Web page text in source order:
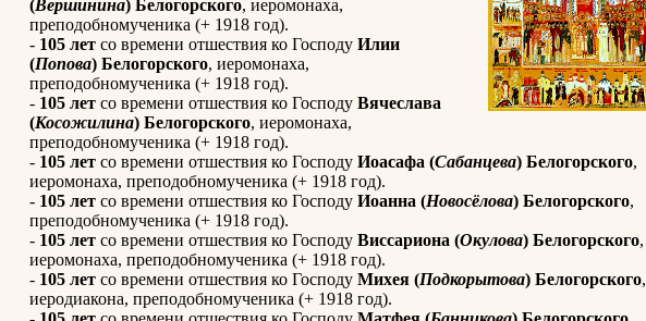
(Вершинина) Белогорского, иеромонаха,
преподобномученика (+ 1918 год).
- 105 лет со времени отшествия ко Господу Илии
(Попова) Белогорского, иеромонаха,
преподобномученика (+ 1918 год).
- 105 лет со времени отшествия ко Господу Вячеслава
(Косожилина) Белогорского, иеромонаха,
преподобномученика (+ 1918 год).
- 105 лет со времени отшествия ко Господу Иоасафа (Сабанцева) Белогорского,
иеромонаха, преподобномученика (+ 1918 год).
- 105 лет со времени отшествия ко Господу Иоанна (Новосёлова) Белогорского,
преподобномученика (+ 1918 год).
- 105 лет со времени отшествия ко Господу Виссариона (Окулова) Белогорского,
иеромонаха, преподобномученика (+ 1918 год).
- 105 лет со времени отшествия ко Господу Михея (Подкорытова) Белогорского,
иеродиакона, преподобномученика (+ 1918 год).